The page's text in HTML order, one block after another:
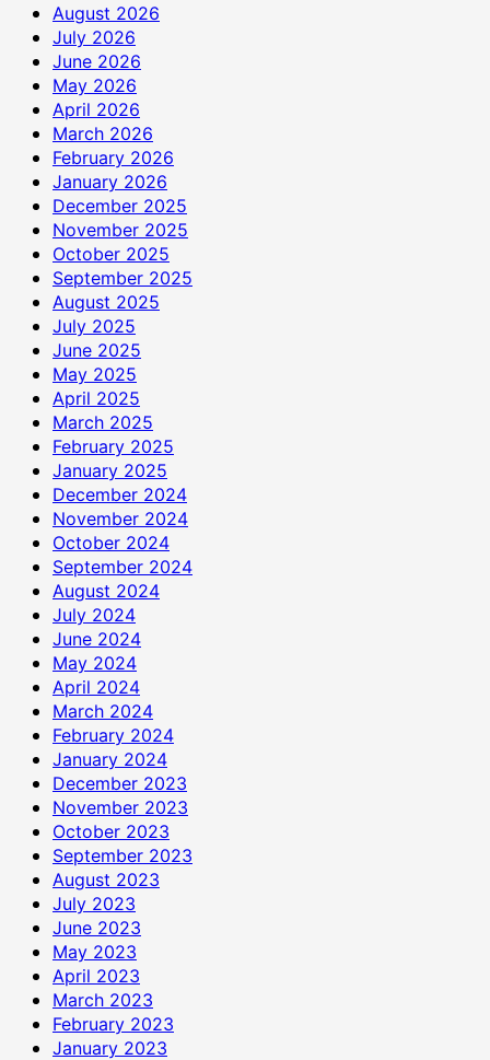
August 2026
July 2026
June 2026
May 2026
April 2026
March 2026
February 2026
January 2026
December 2025
November 2025
October 2025
September 2025
August 2025
July 2025
June 2025
May 2025
April 2025
March 2025
February 2025
January 2025
December 2024
November 2024
October 2024
September 2024
August 2024
July 2024
June 2024
May 2024
April 2024
March 2024
February 2024
January 2024
December 2023
November 2023
October 2023
September 2023
August 2023
July 2023
June 2023
May 2023
April 2023
March 2023
February 2023
January 2023